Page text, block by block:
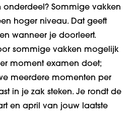
onderdeel? Sommige vakken
hoger niveau. Dat geeft
wanneer je doorleert.
sommige vakken mogelijk
moment examen doet;
meerdere momenten per
in je zak steken. Je rondt de
en april van jouw laatste